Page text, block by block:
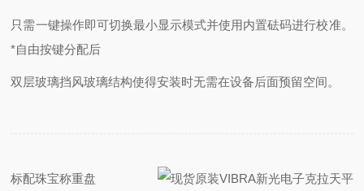
只需一键操作即可切换最小显示模式并使用内置砝码进行校准。
*自由按键分配后
双层玻璃挡风玻璃结构使得安装时无需在设备后面预留空间。
标配珠宝称重盘